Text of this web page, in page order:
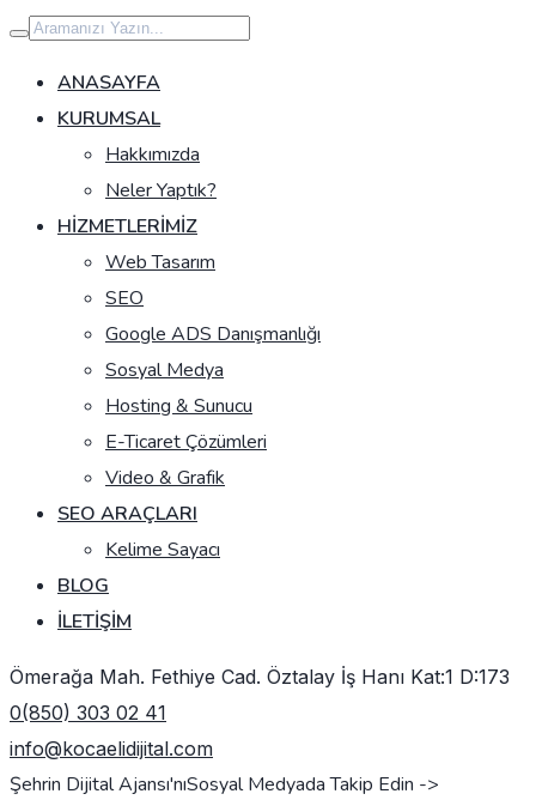
İçeriğe
geç
ANASAYFA
KURUMSAL
Hakkımızda
Neler Yaptık?
HIZMETLERIMIZ
Web Tasarım
SEO
Google ADS Danışmanlığı
Sosyal Medya
Hosting & Sunucu
E-Ticaret Çözümleri
Video & Grafik
SEO ARAÇLARI
Kelime Sayacı
BLOG
İLETIŞIM
Ömerağa Mah. Fethiye Cad. Öztalay İş Hanı Kat:1 D:173
0(850) 303 02 41
info@kocaelidijital.com
Şehrin Dijital Ajansı'nıSosyal Medyada Takip Edin ->